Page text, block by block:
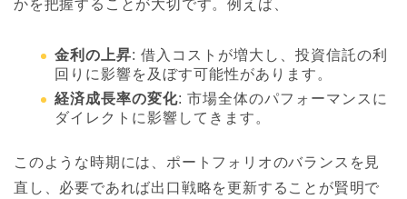
かを把握することが大切です。例えば、
金利の上昇: 借入コストが増大し、投資信託の利
回りに影響を及ぼす可能性があります。
経済成長率の変化: 市場全体のパフォーマンスに
ダイレクトに影響してきます。
このような時期には、ポートフォリオのバランスを見
直し、必要であれば出口戦略を更新することが賢明で